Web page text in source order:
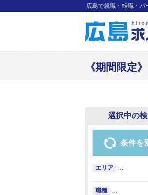
広島で就職・転職・パ
《期間限定
選択中の
条件を
エリア
職種 …